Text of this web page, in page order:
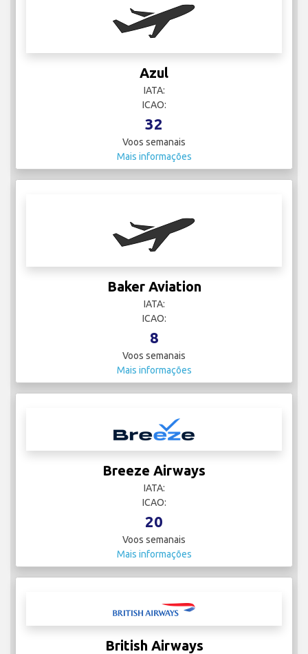
Azul
IATA:
ICAO:
32
Voos semanais
Mais informações
Baker Aviation
IATA:
ICAO:
8
Voos semanais
Mais informações
Breeze Airways
IATA:
ICAO:
20
Voos semanais
Mais informações
British Airways